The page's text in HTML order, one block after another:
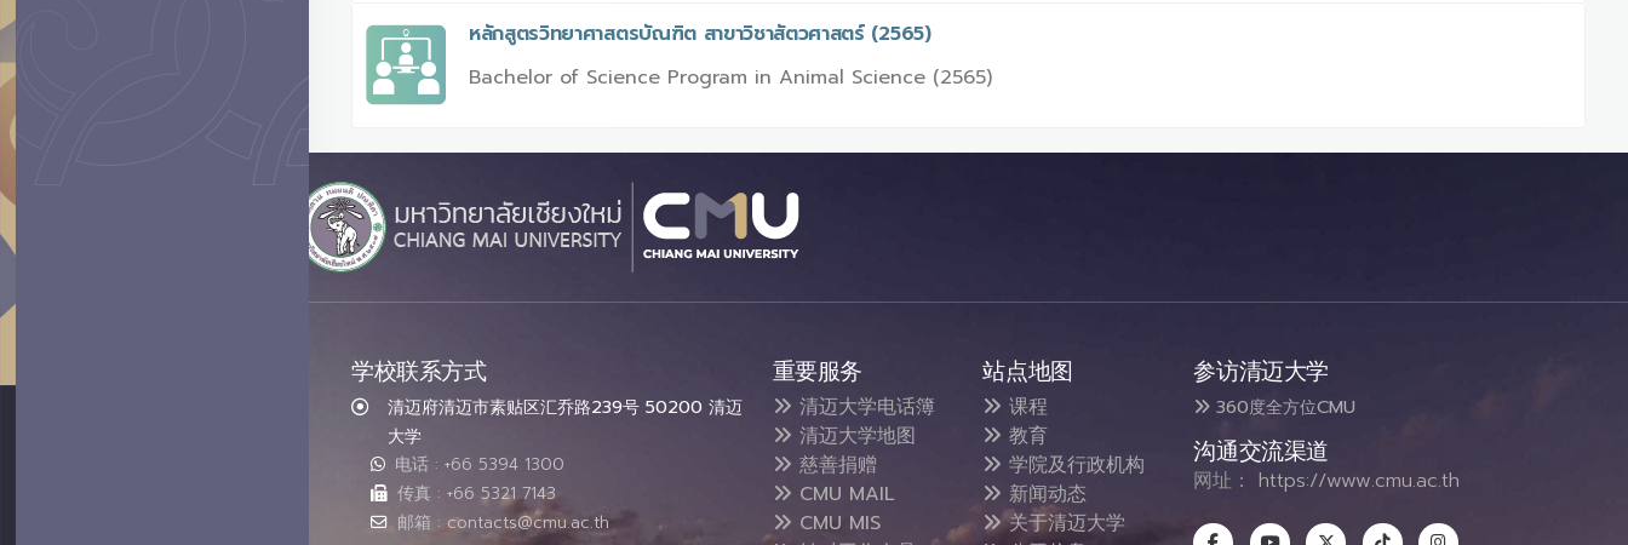
หลักสูตรวิทยาศาสตรบัณฑิต สาขาวิชาสัตวศาสตร์ (2565)
Bachelor of Science Program in Animal Science (2565)
学校联系方式
清迈府清迈市素贴区汇乔路239号 50200 清迈
大学
电话 : +66 5394 1300
传真 : +66 5321 7143
邮箱 : contacts@cmu.ac.th
重要服务
清迈大学电话簿
清迈大学地图
慈善捐赠
CMU MAIL
CMU MIS
站点地图
课程
教育
学院及行政机构
新闻动态
关于清迈大学
参访清迈大学
360度全方位CMU
沟通交流渠道
网址： https://www.cmu.ac.th